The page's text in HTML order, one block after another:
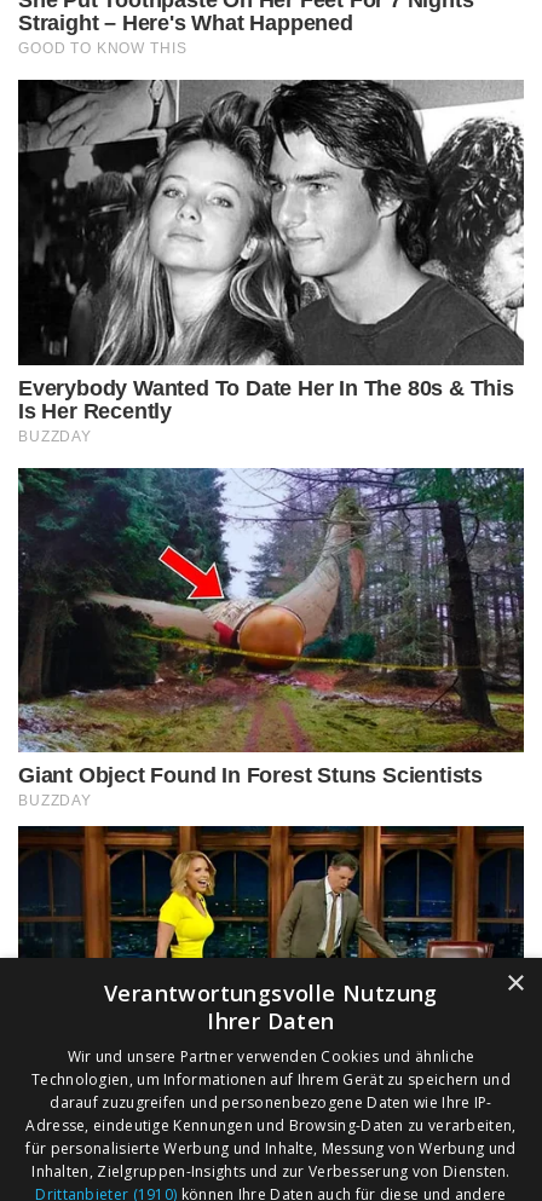
×
Verantwortungsvolle Nutzung
Ihrer Daten
Wir und unsere Partner verwenden Cookies und ähnliche
Technologien, um Informationen auf Ihrem Gerät zu speichern und
darauf zuzugreifen und personenbezogene Daten wie Ihre IP-
Adresse, eindeutige Kennungen und Browsing-Daten zu verarbeiten,
für personalisierte Werbung und Inhalte, Messung von Werbung und
Inhalten, Zielgruppen-Insights und zur Verbesserung von Diensten.
Drittanbieter (1910) können Ihre Daten auch für diese und andere